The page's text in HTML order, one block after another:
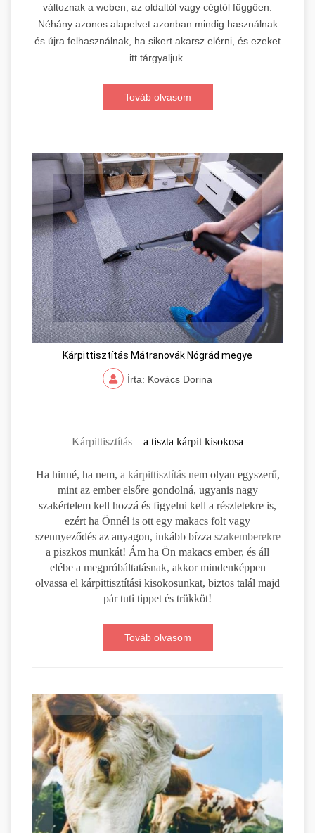
változnak a weben, az oldaltól vagy cégtől függően.
Néhány azonos alapelvet azonban mindig használnak
és újra felhasználnak, ha sikert akarsz elérni, és ezeket
itt tárgyaljuk.
Továb olvasom
Kárpittisztítás Mátranovák Nógrád megye
Írta: Kovács Dorina
Kárpittisztítás – a tiszta kárpit kisokosa
Ha hinné, ha nem, a kárpittisztításnem olyan egyszerű,
mint az ember elsőre gondolná, ugyanis nagy
szakértelem kell hozzá és figyelni kell a részletekre is,
ezért ha Önnél is ott egy makacs folt vagy
szennyeződés az anyagon, inkább bízza szakemberekre
a piszkos munkát! Ám ha Ön makacs ember, és áll
elébe a megpróbáltatásnak, akkor mindenképpen
olvassa el kárpittisztítási kisokosunkat, biztos talál majd
pár tuti tippet és trükköt!
Továb olvasom